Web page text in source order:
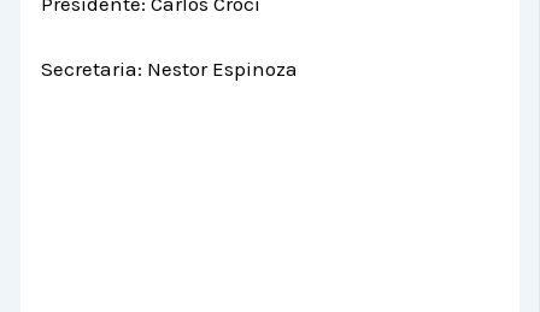
Secretaria: Nestor Espinoza